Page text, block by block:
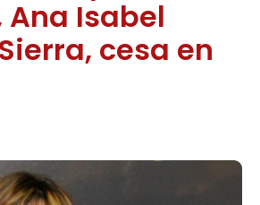
Ana Isabel
cesa en